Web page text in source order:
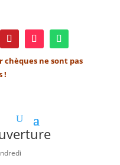
ne sont pas
!